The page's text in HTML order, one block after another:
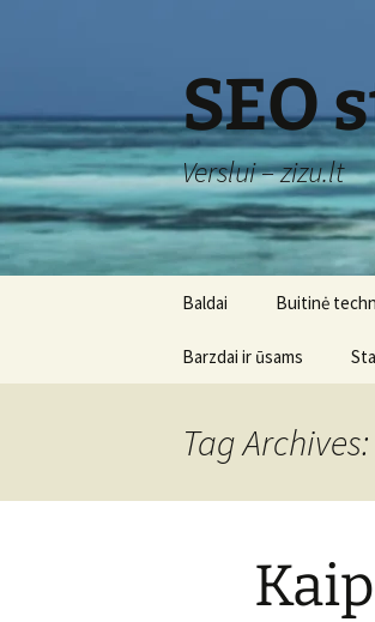
SEO
Verslui – zizu.lt
Baldai Buitinė
Barzdai ir ūsams
Tag